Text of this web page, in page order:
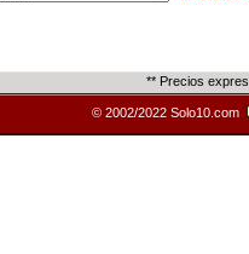
** Precios
© 2002/2022 Solo10.com